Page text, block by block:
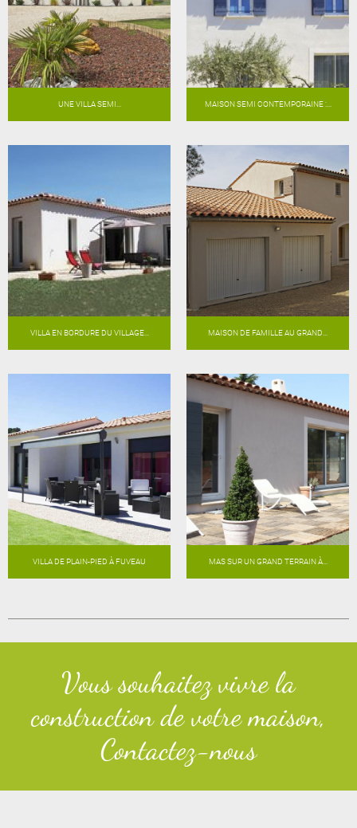
UNE VILLA SEMI... MAISON SEMI CONTEMPORAINE :...
VILLA EN BORDURE DU VILLAGE... MAISON DE FAMILLE AU GRAND...
VILLA DE PLAIN-PIED À FUVEAU MAS SUR UN GRAND TERRAIN À...
Vous souhaitez vivre la
construction de votre maison,
Contactez-nous